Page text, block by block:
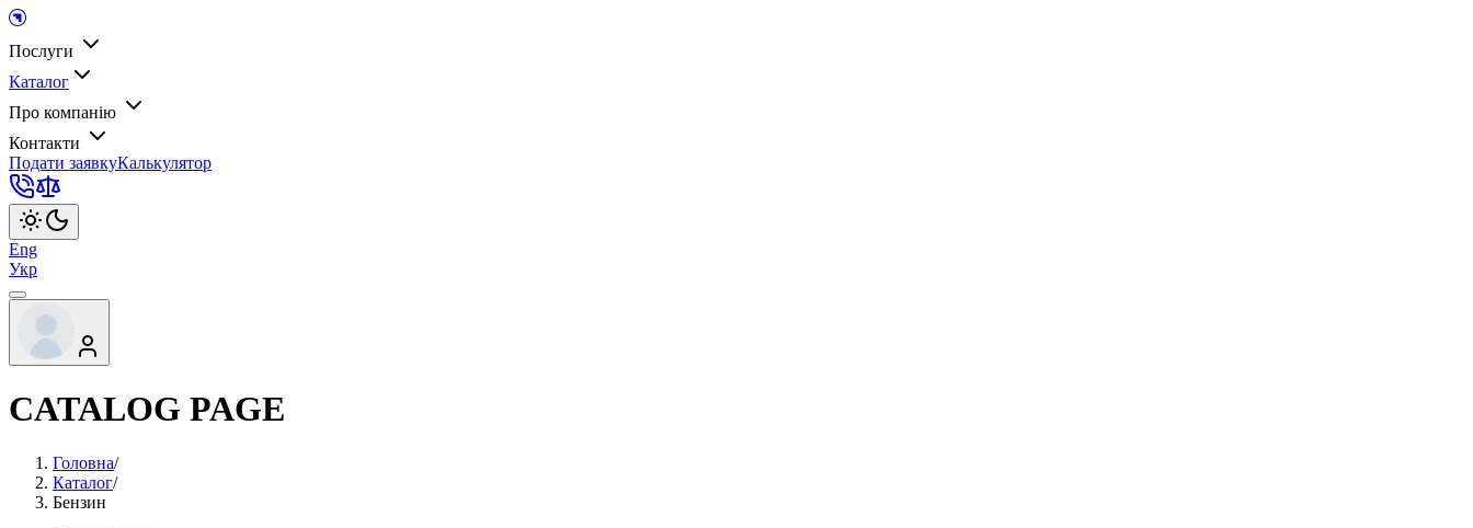
Послуги
Каталог
Про компанію
Контакти
Подати заявкуКалькулятор
Eng
Укр
CATALOG PAGE
Головна/
Каталог/
Бензин